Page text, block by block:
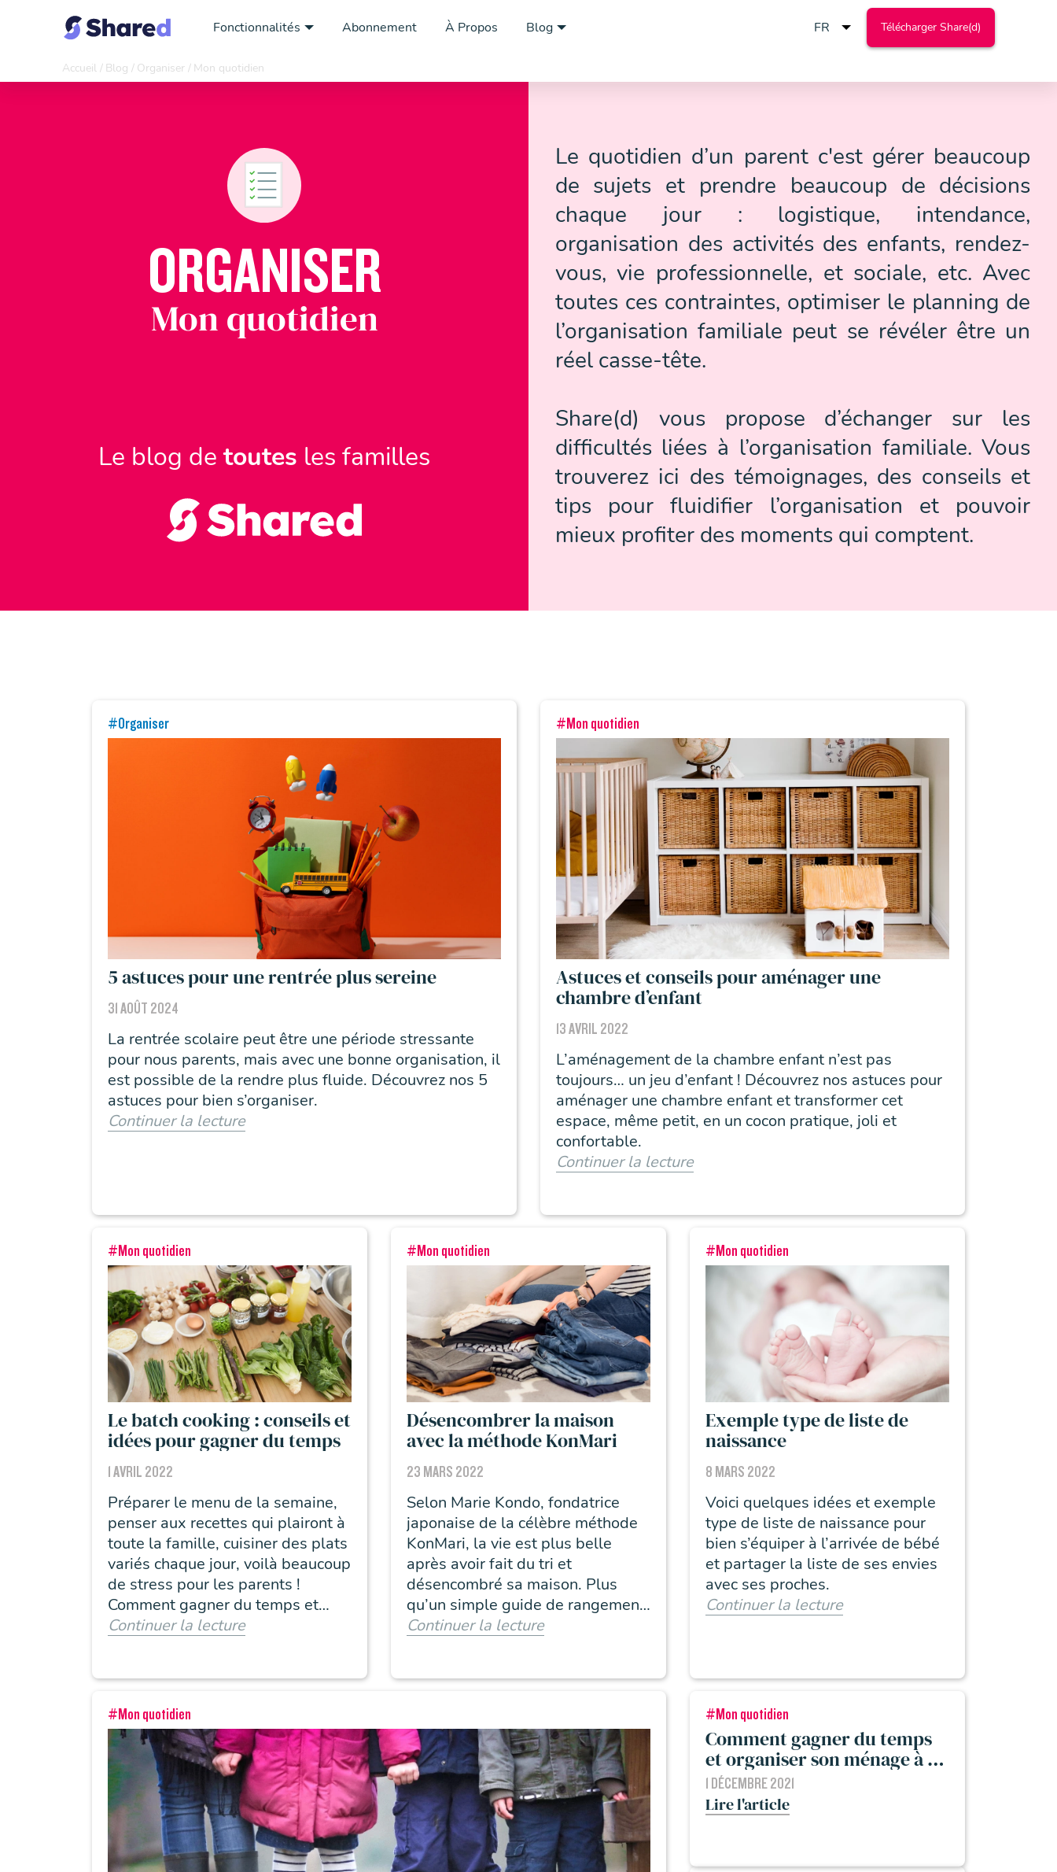
Fonctionnalités Abonnement À Propos Blog Télécharger Share(d)
Accueil Blog Organiser Mon quotidien
ORGANISER
Mon quotidien
Le blog detoutes les familles
Le quotidien d’un parent c'est gérer beaucoup
de sujets et prendre beaucoup de décisions
chaque jour : logistique, intendance,
organisation des activités des enfants, rendez-
vous, vie professionnelle, et sociale, etc. Avec
toutes ces contraintes, optimiser le planning de
l’organisation familiale peut se révéler être un
réel casse-tête.
Share(d) vous propose d’échanger sur les
difficultés liées à l’organisation familiale. Vous
trouverez ici des témoignages, des conseils et
tips pour fluidifier l’organisation et pouvoir
mieux profiter des moments qui comptent.
#Organiser
5 astuces pour une rentrée plus sereine
31 AOÛT 2024
La rentrée scolaire peut être une période stressante
pour nous parents, mais avec une bonne organisation, il
est possible de la rendre plus fluide. Découvrez nos 5
astuces pour bien s’organiser.
Continuer la lecture
#Mon quotidien
Astuces et conseils pour aménager une
chambre d’enfant
13 AVRIL 2022
L’aménagement de la chambre enfant n’est pas
toujours… un jeu d’enfant ! Découvrez nos astuces pour
aménager une chambre enfant et transformer cet
espace, même petit, en un cocon pratique, joli et
confortable.
Continuer la lecture
#Mon quotidien
Le batch cooking : conseils et
idées pour gagner du temps
1 AVRIL 2022
Préparer le menu de la semaine,
penser aux recettes qui plairont à
toute la famille, cuisiner des plats
variés chaque jour, voilà beaucoup
de stress pour les parents !
Comment gagner du temps et
assurer des repas de qualité ?
Continuer la lecture
#Mon quotidien
Désencombrer la maison
avec la méthode KonMari
23 MARS 2022
Selon Marie Kondo, fondatrice
japonaise de la célèbre méthode
KonMari, la vie est plus belle
après avoir fait du tri et
désencombré sa maison. Plus
qu’un simple guide de rangement,
c’est une philosophie. Quelle est
Continuer la lecture
#Mon quotidien
Exemple type de liste de
naissance
8 MARS 2022
Voici quelques idées et exemple
type de liste de naissance pour
bien s’équiper à l’arrivée de bébé
et partager la liste de ses envies
avec ses proches.
Continuer la lecture
#Mon quotidien #Mon quotidien
Comment gagner du temps
et organiser son ménage à la
maison ?
1 DÉCEMBRE 2021
Lire l'article